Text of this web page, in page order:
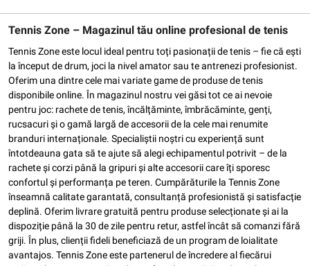
Tennis Zone – Magazinul tău online profesional de tenis
Tennis Zone este locul ideal pentru toți pasionații de tenis – fie că ești
la început de drum, joci la nivel amator sau te antrenezi profesionist.
Oferim una dintre cele mai variate game de produse de tenis
disponibile online. În magazinul nostru vei găsi tot ce ai nevoie
pentru joc: rachete de tenis, încălțăminte, îmbrăcăminte, genți,
rucsacuri și o gamă largă de accesorii de la cele mai renumite
branduri internaționale. Specialiștii noștri cu experiență sunt
întotdeauna gata să te ajute să alegi echipamentul potrivit – de la
rachete și corzi până la gripuri și alte accesorii care îți sporesc
confortul și performanța pe teren. Cumpărăturile la Tennis Zone
înseamnă calitate garantată, consultanță profesionistă și satisfacție
deplină. Oferim livrare gratuită pentru produse selecționate și ai la
dispoziție până la 30 de zile pentru retur, astfel încât să comanzi fără
griji. În plus, clienții fideli beneficiază de un program de loialitate
avantajos. Tennis Zone este partenerul de încredere al fiecărui